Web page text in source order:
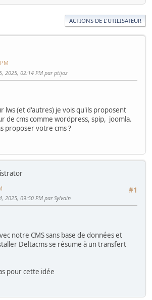
ACTIONS DE L'UTILISATEUR
2025, 02:14 PM par ptijoz
lws (et d'autres) je vois qu'ils proposent
de cms comme wordpress, spip, joomla.
proposer votre cms ?
#1
2025, 09:50 PM par Sylvain
notre CMS sans base de données et
Deltacms se résume à un transfert
pour cette idée